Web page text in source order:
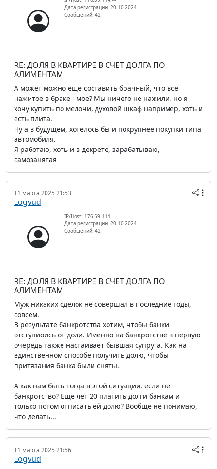
Дата регистрации: 20.10.2024
Сообщений: 42
RE: ДОЛЯ В КВАРТИРЕ В СЧЕТ ДОЛГА ПО
АЛИМЕНТАМ
А может можно еще составить брачный, что все
нажитое в браке - мое? Мы ничего не нажили, но я
хочу купить по мелочи, духовой шкаф например, хоть и
есть плита.
Ну а в будущем, хотелось бы и покрупнее покупки типа
автомобиля.
Я работаю, хоть и в декрете, зарабатываю,
самозанятая
11 марта 2025 21:53
Logvud
IP/Host: 176.59.114.---
Дата регистрации: 20.10.2024
Сообщений: 42
RE: ДОЛЯ В КВАРТИРЕ В СЧЕТ ДОЛГА ПО
АЛИМЕНТАМ
Муж никаких сделок не совершал в последние годы,
совсем.
В результате банкротства хотим, чтобы банки
отступиоись от доли. Именно на банкротстве в первую
очередь также настаивает бывшая супруга. Как на
единственном способе получить долю, чтобы
притязания банка были сняты.
А как нам быть тогда в этой ситуации, если не
банкротство? Еще лет 20 платить долги банкам и
только потом отписать ей долю? Вообще не понимаю,
что делать...
11 марта 2025 21:56
Logvud